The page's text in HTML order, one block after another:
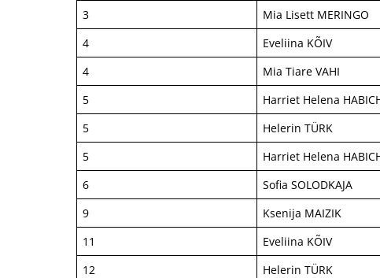
3
Mia Lisett MERINGO
4
Eveliina KÕIV
4
Mia Tiare VAHI
5
Harriet Helena
5
Helerin TÜRK
5
Harriet Helena
6
Sofia SOLODKAJA
9
Ksenija MAIZIK
11
Eveliina KÕIV
12
Helerin TÜRK